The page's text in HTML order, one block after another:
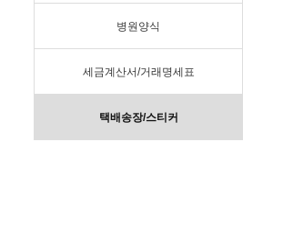
병원양식
세금계산서/거래명세표
택배송장/스티커